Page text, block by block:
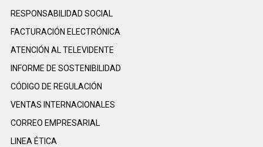
RESPONSABILIDAD SOCIAL
FACTURACIÓN ELECTRÓNICA
ATENCIÓN AL TELEVIDENTE
INFORME DE SOSTENIBILIDAD
CÓDIGO DE REGULACIÓN
VENTAS INTERNACIONALES
CORREO EMPRESARIAL
LINEA ÉTICA